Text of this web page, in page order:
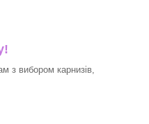
з вибором карнизів,